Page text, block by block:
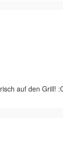
auf den Grill!